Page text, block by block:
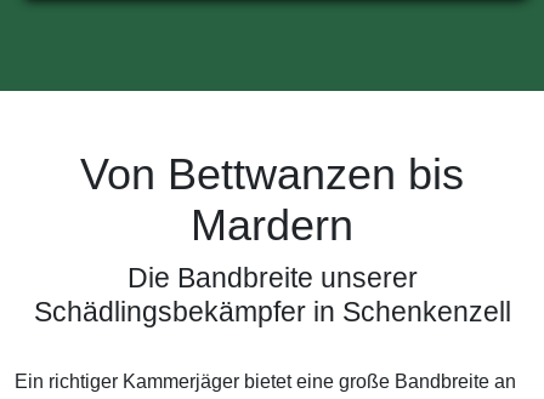
Von Bettwanzen bis
Mardern
Die Bandbreite unserer
Schädlingsbekämpfer in Schenkenzell
Ein richtiger Kammerjäger bietet eine große Bandbreite an